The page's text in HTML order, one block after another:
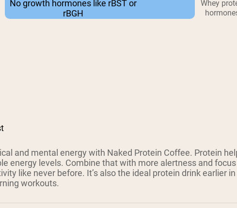
No growth hormones like rBST or
rBGH
Whey
and mental energy with Naked Protein Coffee. Protein
energy levels. Combine that with more alertness and
like never before. It’s also the ideal protein drink earlier
workouts.